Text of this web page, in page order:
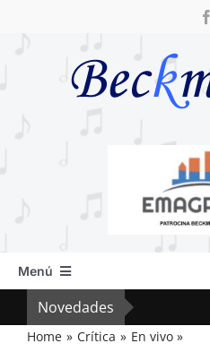
Menú
Inicio
Actual
Novedades
Home Crítica
En vivo